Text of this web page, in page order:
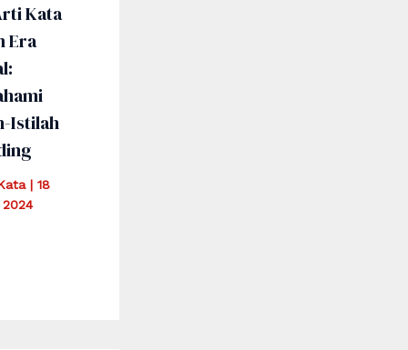
Kata
Era
Istilah
|18